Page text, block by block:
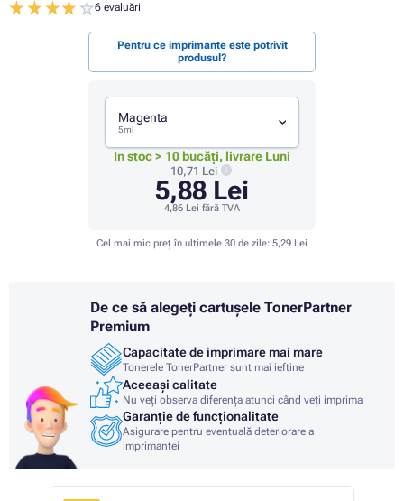
6 evaluări
Pentru ce imprimante este potrivit
produsul?
Magenta
5ml
In stoc > 10 bucăți, livrare Luni
10,71 Lei
5,88 Lei
4,86 Lei fără TVA
Cel mai mic preț în ultimele 30 de zile: 5,29 Lei
De ce să alegeți cartușele TonerPartner
Premium
Capacitate de imprimare mai mare
Tonerele TonerPartner sunt mai ieftine
Aceeași calitate
Nu veți observa diferența atunci când veți imprima
Garanție de funcționalitate
Asigurare pentru eventuală deteriorare a
imprimantei